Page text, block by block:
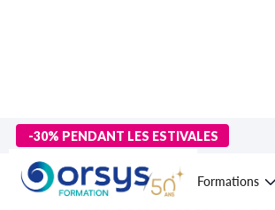
-30% PENDANT LES ESTIVALES
Formations
> Formations>Technologies numériques
Formation